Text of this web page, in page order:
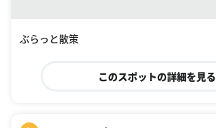
ぶらっと散策
このスポットの詳細を見る